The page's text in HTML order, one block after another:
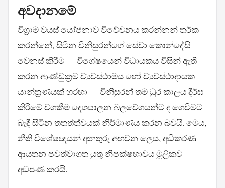
අවදානමේ
විශ්‍රාම වයස් යෝජනාව විවේචනය කරන්නන් තර්ක
කරන්නේ, සිටින විනිසුරන්ගේ සේවා කොන්දේසි
වෙනස් කිරීම — විශේෂයෙන් විධායකය විසින් ඇති
කරන ආණ්ඩුක්‍රම ව්‍යවස්ථාමය හෝ ව්‍යවස්ථාදායක
යාන්ත්‍රණයක් හරහා — විනිසුරන් තම ධුර කාලය දීර්ඝ
කිරීමේ වගකීම දෙශපාලන බලවේගයන්ට ද ගෙවීමට
බැඳී සිටින තතත්ත්වයක් නිර්මාණය කරන බවයි. මෙය,
නීති විශේෂඥයන් අනතුරු අඟවන ලෙස, අධිකරණ
ආයතන පවත්වාගත යුතු නිපක්ෂභාවය මූලිකව
අඩපණ කරයි.